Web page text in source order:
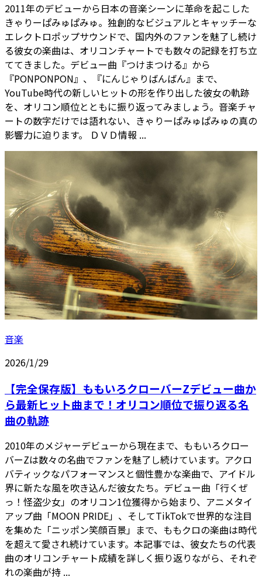
2011年のデビューから日本の音楽シーンに革命を起こした
きゃりーぱみゅぱみゅ。独創的なビジュアルとキャッチーな
エレクトロポップサウンドで、国内外のファンを魅了し続け
る彼女の楽曲は、オリコンチャートでも数々の記録を打ち立
ててきました。デビュー曲『つけまつける』から
『PONPONPON』、『にんじゃりばんばん』まで、
YouTube時代の新しいヒットの形を作り出した彼女の軌跡
を、オリコン順位とともに振り返ってみましょう。音楽チャ
ートの数字だけでは語れない、きゃりーぱみゅぱみゅの真の
影響力に迫ります。 ＤＶＤ情報 ...
音楽
2026/1/29
【完全保存版】ももいろクローバーZデビュー曲か
ら最新ヒット曲まで！オリコン順位で振り返る名
曲の軌跡
2010年のメジャーデビューから現在まで、ももいろクロー
バーZは数々の名曲でファンを魅了し続けています。アクロ
バティックなパフォーマンスと個性豊かな楽曲で、アイドル
界に新たな風を吹き込んだ彼女たち。デビュー曲「行くぜ
っ！怪盗少女」のオリコン1位獲得から始まり、アニメタイ
アップ曲「MOON PRIDE」、そしてTikTokで世界的な注目
を集めた「ニッポン笑顔百景」まで、ももクロの楽曲は時代
を超えて愛され続けています。本記事では、彼女たちの代表
曲のオリコンチャート成績を詳しく振り返りながら、それぞ
れの楽曲が持 ...